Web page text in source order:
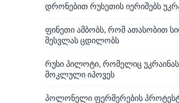
დრონებით რუსეთის იერიშებს
ფინეთი ამბობს, რომ ათასობით
შესვლას ცდილობს
რუსი პილოტი, რომელიც
მოკლული იპოვეს
პოლონელი ფერმერების